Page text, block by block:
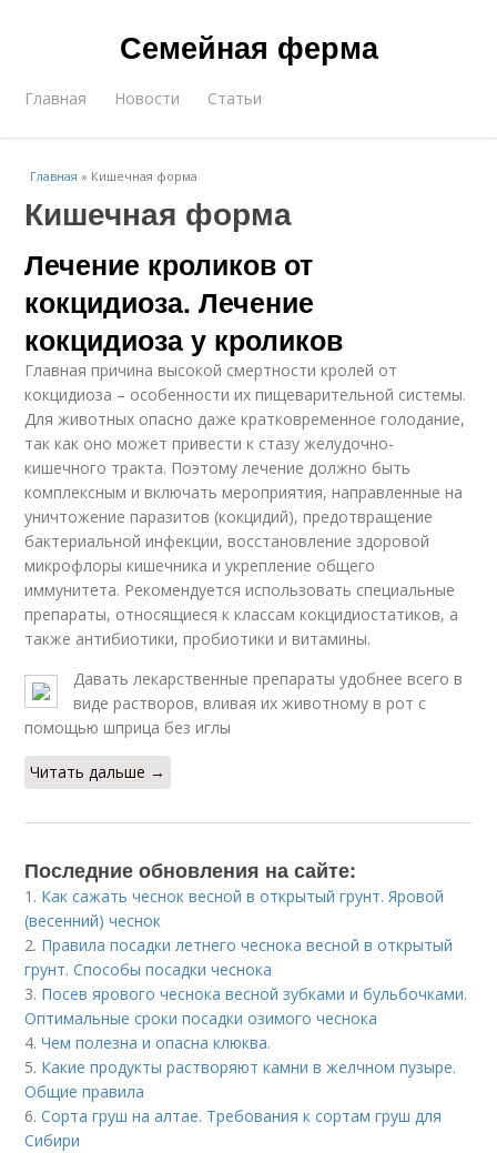
Семейная ферма
Главная Новости Статьи
Главная » Кишечная форма
Кишечная форма
Лечение кроликов от
кокцидиоза. Лечение
кокцидиоза у кроликов
Главная причина высокой смертности кролей от
кокцидиоза – особенности их пищеварительной системы.
Для животных опасно даже кратковременное голодание,
так как оно может привести к стазу желудочно-
кишечного тракта. Поэтому лечение должно быть
комплексным и включать мероприятия, направленные на
уничтожение паразитов (кокцидий), предотвращение
бактериальной инфекции, восстановление здоровой
микрофлоры кишечника и укрепление общего
иммунитета. Рекомендуется использовать специальные
препараты, относящиеся к классам кокцидиостатиков, а
также антибиотики, пробиотики и витамины.
Давать лекарственные препараты удобнее всего в
виде растворов, вливая их животному в рот с
помощью шприца без иглы
Читать дальше →
Последние обновления на сайте:
1. Как сажать чеснок весной в открытый грунт. Яровой
(весенний) чеснок
2. Правила посадки летнего чеснока весной в открытый
грунт. Способы посадки чеснока
3. Посев ярового чеснока весной зубками и бульбочками.
Оптимальные сроки посадки озимого чеснока
4.Чем полезна и опасна клюква.
5. Какие продукты растворяют камни в желчном пузыре.
Общие правила
6.Сорта груш на алтае. Требования к сортам груш для
Сибири